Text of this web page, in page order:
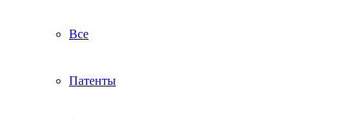
Все
Патенты